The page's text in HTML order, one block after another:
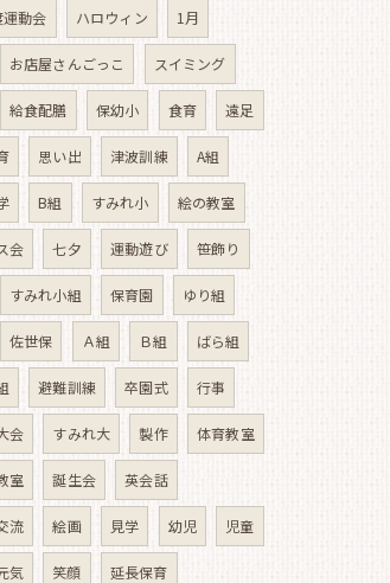
動会 ハロウィン 1月
お店屋さんごっこ スイミング
給食配膳 保幼小 食育 遠足
思い出 津波訓練 A組
B組 すみれ小 絵の教室
会 七夕 運動遊び 笹飾り
すみれ小組 保育園 ゆり組
佐世保 Ａ組 Ｂ組 ばら組
避難訓練 卒園式 行事
会 すみれ大 製作 体育教室
室 誕生会 英会話
流 絵画 見学 幼児 児童
気 笑顔 延長保育